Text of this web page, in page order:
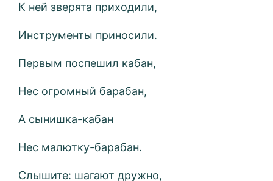
К ней зверята приходили,
Инструменты приносили.
Первым поспешил кабан,
Нес огромный барабан,
А сынишка-кабан
Нес малютку-барабан.
Слышите: шагают дружно,